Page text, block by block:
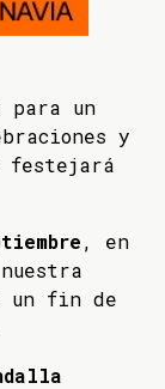
para un
y
festejará
, en
un fin de